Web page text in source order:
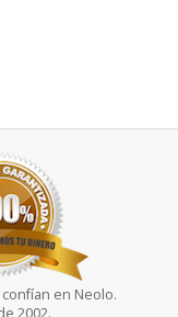
en Neolo.
2002.